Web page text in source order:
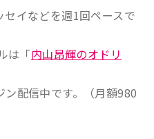
イなどを週1回ペースで
は「内山昂輝のオドリ
配信中です。（月額980